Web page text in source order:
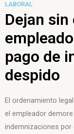
LABORAL
Dejan
pago de
despido
El ordenamiento
el empleador
indemnizaciones por